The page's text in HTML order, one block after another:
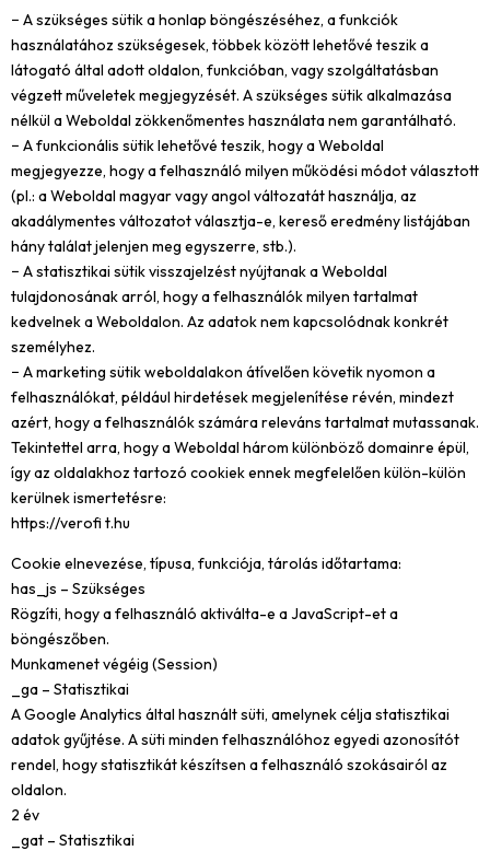
− A szükséges sütik a honlap böngészéséhez, a funkciók
használatához szükségesek, többek között lehetővé teszik a
látogató által adott oldalon, funkcióban, vagy szolgáltatásban
végzett műveletek megjegyzését. A szükséges sütik alkalmazása
nélkül a Weboldal zökkenőmentes használata nem garantálható.
− A funkcionális sütik lehetővé teszik, hogy a Weboldal
megjegyezze, hogy a felhasználó milyen működési módot választott
(pl.: a Weboldal magyar vagy angol változatát használja, az
akadálymentes változatot választja-e, kereső eredmény listájában
hány találat jelenjen meg egyszerre, stb.).
− A statisztikai sütik visszajelzést nyújtanak a Weboldal
tulajdonosának arról, hogy a felhasználók milyen tartalmat
kedvelnek a Weboldalon. Az adatok nem kapcsolódnak konkrét
személyhez.
− A marketing sütik weboldalakon átívelően követik nyomon a
felhasználókat, például hirdetések megjelenítése révén, mindezt
azért, hogy a felhasználók számára releváns tartalmat mutassanak.
Tekintettel arra, hogy a Weboldal három különböző domainre épül,
így az oldalakhoz tartozó cookiek ennek megfelelően külön-külön
kerülnek ismertetésre:
https://verofi t.hu
Cookie elnevezése, típusa, funkciója, tárolás időtartama:
has_js – Szükséges
Rögzíti, hogy a felhasználó aktiválta-e a JavaScript-et a
böngészőben.
Munkamenet végéig (Session)
_ga – Statisztikai
A Google Analytics által használt süti, amelynek célja statisztikai
adatok gyűjtése. A süti minden felhasználóhoz egyedi azonosítót
rendel, hogy statisztikát készítsen a felhasználó szokásairól az
oldalon.
2 év
_gat – Statisztikai